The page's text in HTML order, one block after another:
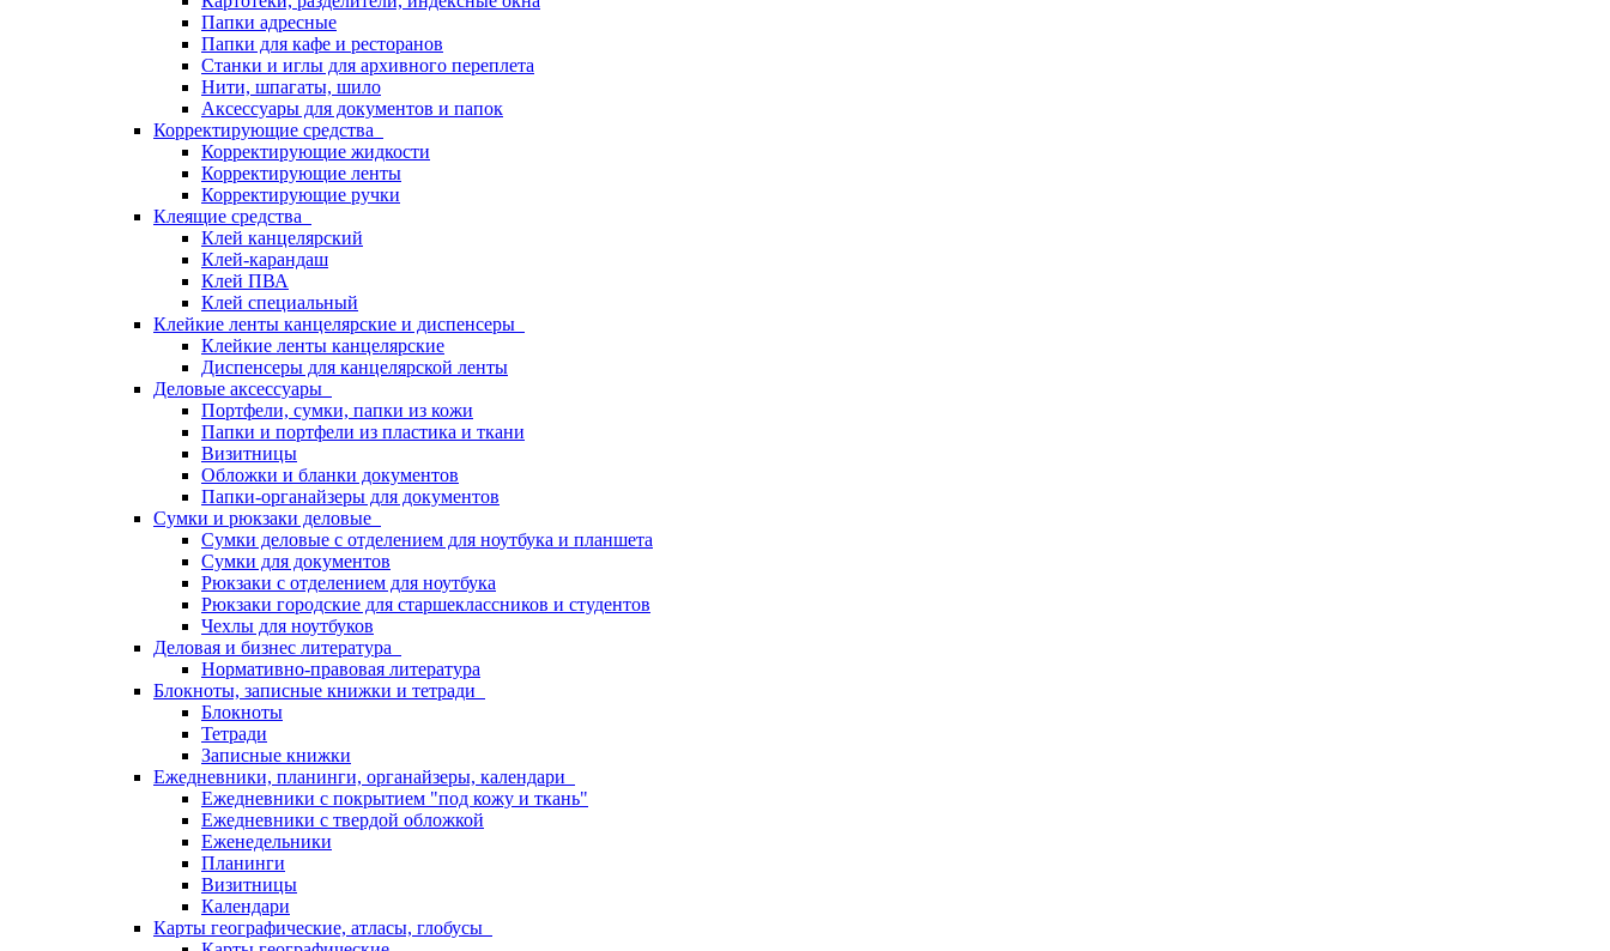
Папки адресные
Папки для кафе и ресторанов
Станки и иглы для архивного переплета
Нити, шпагаты, шило
Аксессуары для документов и папок
Корректирующие средства
Корректирующие жидкости
Корректирующие ленты
Корректирующие ручки
Клеящие средства
Клей канцелярский
Клей-карандаш
Клей ПВА
Клей специальный
Клейкие ленты канцелярские и диспенсеры
Клейкие ленты канцелярские
Диспенсеры для канцелярской ленты
Деловые аксессуары
Портфели, сумки, папки из кожи
Папки и портфели из пластика и ткани
Визитницы
Обложки и бланки документов
Папки-органайзеры для документов
Сумки и рюкзаки деловые
Сумки деловые с отделением для ноутбука и планшета
Сумки для документов
Рюкзаки с отделением для ноутбука
Рюкзаки городские для старшеклассников и студентов
Чехлы для ноутбуков
Деловая и бизнес литература
Нормативно-правовая литература
Блокноты, записные книжки и тетради
Блокноты
Тетради
Записные книжки
Ежедневники, планинги, органайзеры, календари
Ежедневники с покрытием "под кожу и ткань"
Ежедневники с твердой обложкой
Еженедельники
Планинги
Визитницы
Календари
Карты географические, атласы, глобусы